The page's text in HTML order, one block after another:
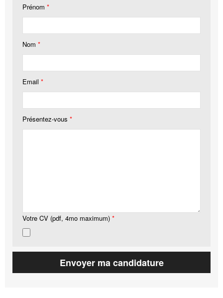
Prénom *
Nom *
Email *
Présentez-vous *
Votre CV (pdf, 4mo maximum) *